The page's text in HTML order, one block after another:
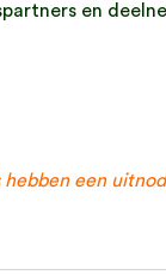
en
een